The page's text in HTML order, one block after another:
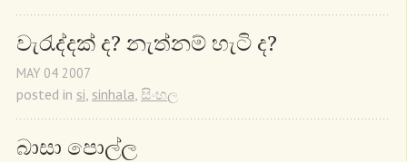
වැරැද්දක් ද? නැත්නම් හැටි ද?
MAY 04 2007
posted in si sinhala සිංහල
බාසා පොල්ල